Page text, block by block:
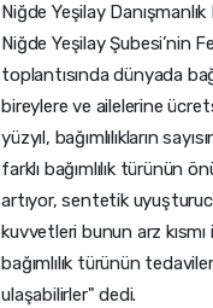
Niğde Yeşilay
Niğde Yeşilay Şubesi’nin
toplantısında dünyada
bireylere ve ailelerine
yüzyıl, bağımlılıkların
farklı bağımlılık türünün
artıyor, sentetik
kuvvetleri bunun arz
bağımlılık türünün
ulaşabilirler" dedi.